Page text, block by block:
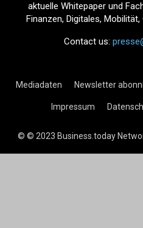
aktuelle Whitepaper und
Finanzen, Digitales,
Contact us:
Mediadaten Newsletter
Impressum
© © 2023 Business.today